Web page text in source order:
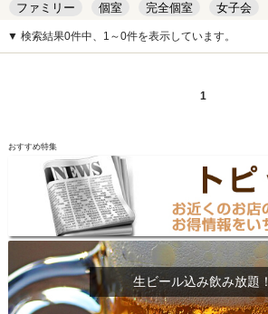
ファミリー
個室 完全個室 女子会
キッズルーム
安い デート
▼ 検索結果0件中、1～0件を表示しています。
1
おすすめ特集
生ビール込み飲み放題！